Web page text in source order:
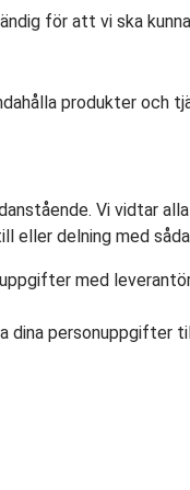
för att vi ska
produkter och
Vi vidtar
eller delning med
med
dina